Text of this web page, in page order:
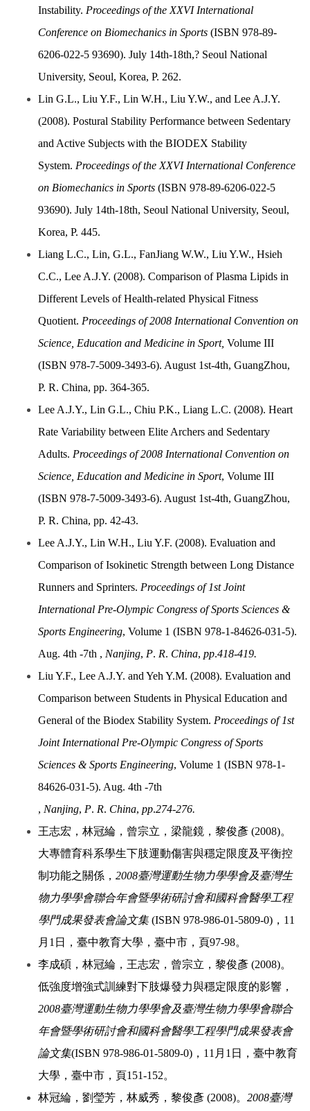
Instability. Proceedings of the XXVI International
Conference on Biomechanics in Sports (ISBN 978-89-
6206-022-5 93690). July 14th-18th,? Seoul National
University, Seoul, Korea, P. 262.
Lin G.L., Liu Y.F., Lin W.H., Liu Y.W., and Lee A.J.Y.
(2008). Postural Stability Performance between Sedentary
and Active Subjects with the BIODEX Stability
System. Proceedings of the XXVI International Conference
on Biomechanics in Sports (ISBN 978-89-6206-022-5
93690). July 14th-18th, Seoul National University, Seoul,
Korea, P. 445.
Liang L.C., Lin, G.L., FanJiang W.W., Liu Y.W., Hsieh
C.C., Lee A.J.Y. (2008). Comparison of Plasma Lipids in
Different Levels of Health-related Physical Fitness
Quotient. Proceedings of 2008 International Convention on
Science, Education and Medicine in Sport, Volume III
(ISBN 978-7-5009-3493-6). August 1st-4th, GuangZhou,
P. R. China, pp. 364-365.
Lee A.J.Y., Lin G.L., Chiu P.K., Liang L.C. (2008). Heart
Rate Variability between Elite Archers and Sedentary
Adults. Proceedings of 2008 International Convention on
Science, Education and Medicine in Sport, Volume III
(ISBN 978-7-5009-3493-6). August 1st-4th, GuangZhou,
P. R. China, pp. 42-43.
Lee A.J.Y., Lin W.H., Liu Y.F. (2008). Evaluation and
Comparison of Isokinetic Strength between Long Distance
Runners and Sprinters. Proceedings of 1st Joint
International Pre-Olympic Congress of Sports Sciences &
Sports Engineering, Volume 1 (ISBN 978-1-84626-031-5).
Aug. 4th -7th , Nanjing, P. R. China, pp.418-419.
Liu Y.F., Lee A.J.Y. and Yeh Y.M. (2008). Evaluation and
Comparison between Students in Physical Education and
General of the Biodex Stability System. Proceedings of 1st
Joint International Pre-Olympic Congress of Sports
Sciences & Sports Engineering, Volume 1 (ISBN 978-1-
84626-031-5). Aug. 4th -7th
, Nanjing, P. R. China, pp.274-276.
王志宏，林冠綸，曾宗立，梁龍鏡，黎俊彥 (2008)。
大專體育科系學生下肢運動傷害與穩定限度及平衡控
制功能之關係， 2008臺灣運動生物力學學會及臺灣生
物力學學會聯合年會暨學術研討會和國科會醫學工程
學門成果發表會論文集 (ISBN 978-986-01-5809-0)，11
月1日，臺中教育大學，臺中市，頁97-98。
李成碩，林冠綸，王志宏，曾宗立，黎俊彥 (2008)。
低強度增強式訓練對下肢爆發力與穩定限度的影響，
2008臺灣運動生物力學學會及臺灣生物力學學會聯合
年會暨學術研討會和國科會醫學工程學門成果發表會
論文集(ISBN 978-986-01-5809-0)，11月1日，臺中教育
大學，臺中市，頁151-152。
林冠綸，劉瑩芳，林威秀，黎俊彥 (2008)。 2008臺灣